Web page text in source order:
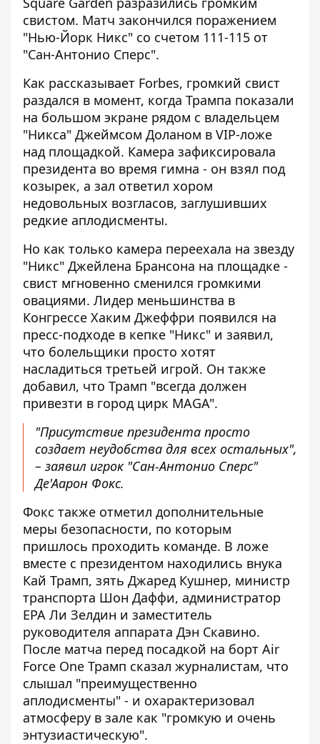
свистом. Матч закончился поражением
"Нью-Йорк Никс" со счетом 111-115 от
"Сан-Антонио Сперс".
Как рассказывает Forbes, громкий свист
раздался в момент, когда Трампа показали
на большом экране рядом с владельцем
"Никса" Джеймсом Доланом в VIP-ложе
над площадкой. Камера зафиксировала
президента во время гимна - он взял под
козырек, а зал ответил хором
недовольных возгласов, заглушивших
редкие аплодисменты.
Но как только камера переехала на звезду
"Никс" Джейлена Брансона на площадке -
свист мгновенно сменился громкими
овациями. Лидер меньшинства в
Конгрессе Хаким Джеффри появился на
пресс-подходе в кепке "Никс" и заявил,
что болельщики просто хотят
насладиться третьей игрой. Он также
добавил, что Трамп "всегда должен
привезти в город цирк MAGA".
"Присутствие президента просто
создает неудобства для всех остальных",
– заявил игрок "Сан-Антонио Сперс"
Де'Аарон Фокс.
Фокс также отметил дополнительные
меры безопасности, по которым
пришлось проходить команде. В ложе
вместе с президентом находились внука
Кай Трамп, зять Джаред Кушнер, министр
транспорта Шон Даффи, администратор
EPA Ли Зелдин и заместитель
руководителя аппарата Дэн Скавино.
После матча перед посадкой на борт Air
Force One Трамп сказал журналистам, что
слышал "преимущественно
аплодисменты" - и охарактеризовал
атмосферу в зале как "громкую и очень
энтузиастическую".